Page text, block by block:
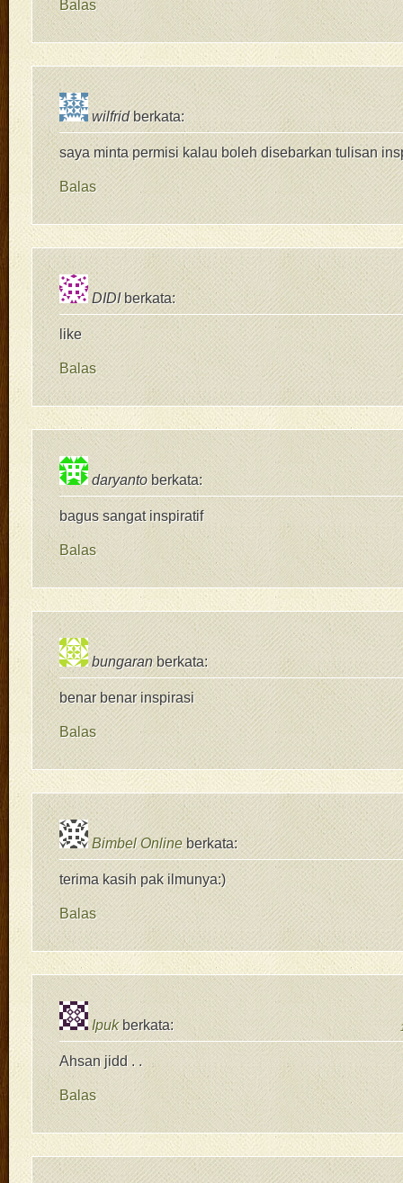
Balas
wilfrid berkata:
saya minta permisi kalau boleh disebarkan tulisan
Balas
DIDI berkata:
like
Balas
daryanto berkata:
bagus sangat inspiratif
Balas
bungaran berkata:
benar benar inspirasi
Balas
Bimbel Online berkata:
terima kasih pak ilmunya:)
Balas
Ipuk berkata:
Ahsan jidd . .
Balas